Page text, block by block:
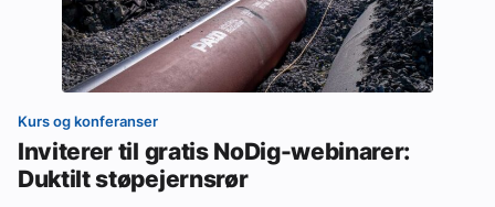
Kurs og konferanser
Inviterer til gratis NoDig-webinarer:
Duktilt støpejernsrør